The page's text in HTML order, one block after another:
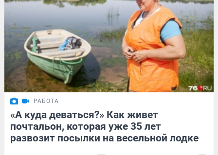
РАБОТА
«А куда деваться?» Как живет
почтальон, которая уже 35 лет
развозит посылки на весельной лодке